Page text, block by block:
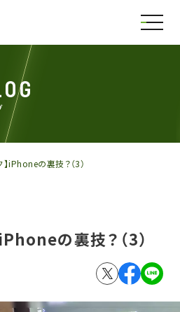
iPhoneの裏技？（3）
の裏技？（3）